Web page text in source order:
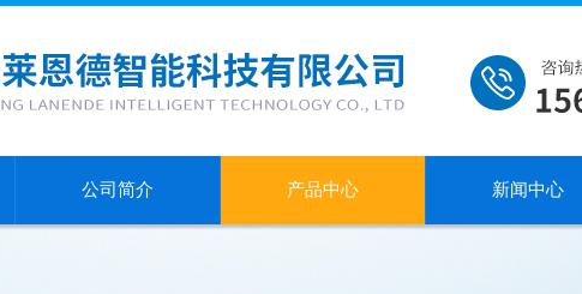
公司简介 产品中心 新闻中心